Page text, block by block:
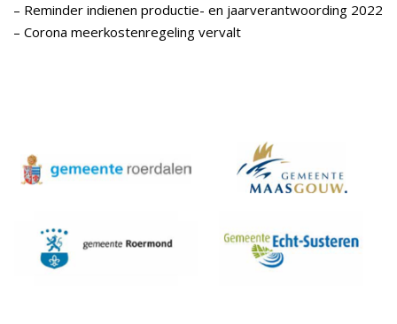
– Reminder indienen productie- en jaarverantwoording 2022
– Corona meerkostenregeling vervalt